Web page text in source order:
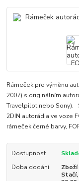
Rámeček pro výměnu
2007) s originálním
Travelpilot nebo Sony).
2DIN autorádia ve voze
rámeček černé barvy,
Dostupnost
Doba dodání
Zboží